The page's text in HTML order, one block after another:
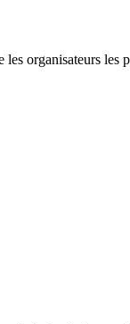
organisateurs